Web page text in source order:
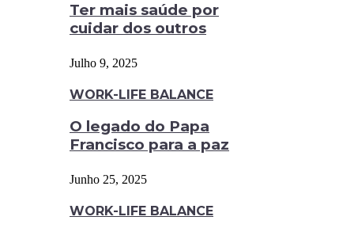
Ter mais saúde por
cuidar dos outros
Julho 9, 2025
WORK-LIFE BALANCE
O legado do Papa
Francisco para a paz
Junho 25, 2025
WORK-LIFE BALANCE